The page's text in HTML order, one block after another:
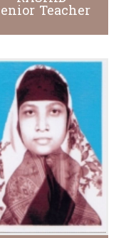
Teacher